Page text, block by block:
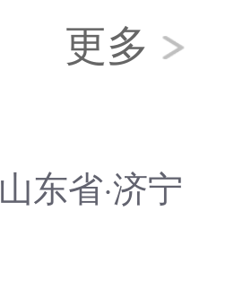
更多
山东省·济宁